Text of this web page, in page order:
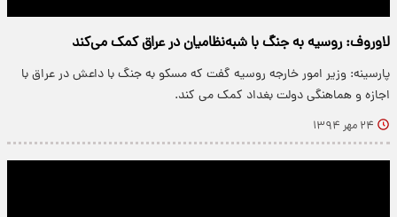
لاوروف: روسیه به جنگ با شبه‌نظامیان در عراق کمک می‌کند
پارسینه: وزیر امور خارجه روسیه گفت که مسکو به جنگ با داعش در عراق با
اجازه و هماهنگی دولت بغداد کمک می کند.
۲۴ مهر ۱۳۹۴